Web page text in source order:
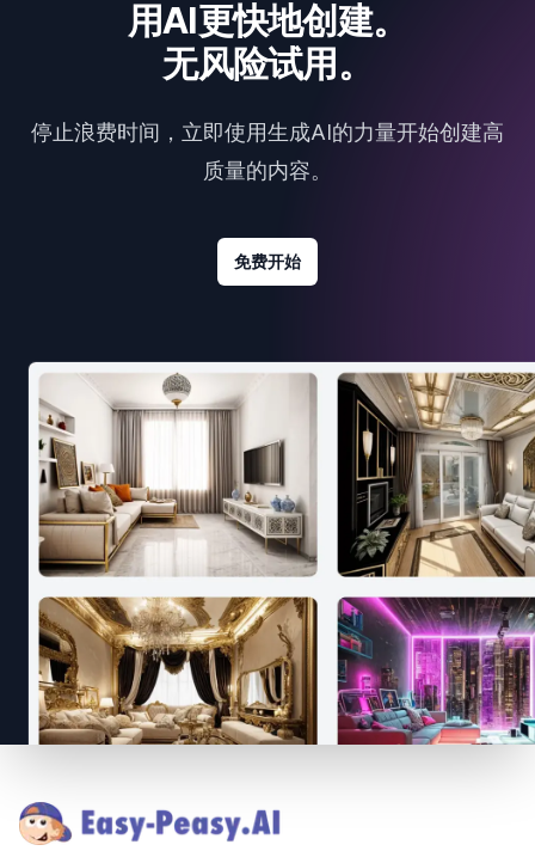
用AI更快地创建。
无风险试用。
停止浪费时间，立即使用生成AI的力量开始创建高
质量的内容。
免费开始